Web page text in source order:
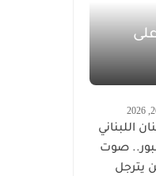
اللبناني
صوت
يترجل